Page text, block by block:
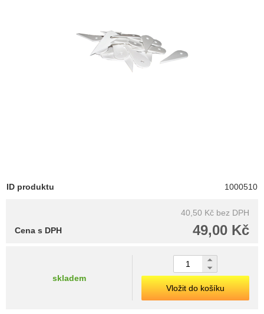
ID produktu 1000510
40,50 Kč bez DPH
49,00 Kč
Cena s DPH
skladem
Vložit do košíku